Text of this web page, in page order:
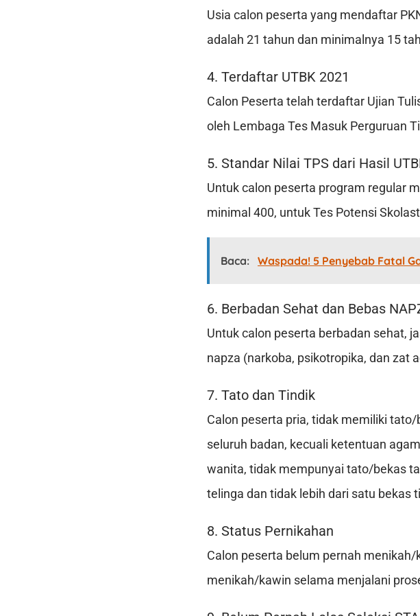
Usia calon peserta yang mendaftar
adalah 21 tahun dan minimalnya 15
4. Terdaftar UTBK 2021
Calon Peserta telah terdaftar Ujian
oleh Lembaga Tes Masuk Perguruan
5. Standar Nilai TPS dari Hasil
Untuk calon peserta program regular
minimal 400, untuk Tes Potensi
Baca: Waspada! 5 Penyebab Fatal
6. Berbadan Sehat dan Bebas
Untuk calon peserta berbadan sehat,
napza (narkoba, psikotropika, dan zat
7. Tato dan Tindik
Calon peserta pria, tidak memiliki
seluruh badan, kecuali ketentuan
wanita, tidak mempunyai tato/bekas
telinga dan tidak lebih dari satu bekas
8. Status Pernikahan
Calon peserta belum pernah
menikah/kawin selama menjalani